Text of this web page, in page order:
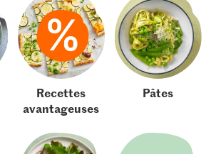
Recettes
avantageuses
Pâtes